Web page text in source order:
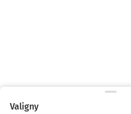
Valigny